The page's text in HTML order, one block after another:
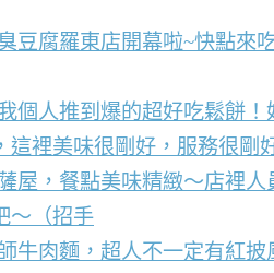
豆腐羅東店開幕啦~快點來
個人推到爆的超好吃鬆餅
這裡美味很剛好，服務很剛
屋，餐點美味精緻～店裡
～（招手
牛肉麵，超人不一定有紅